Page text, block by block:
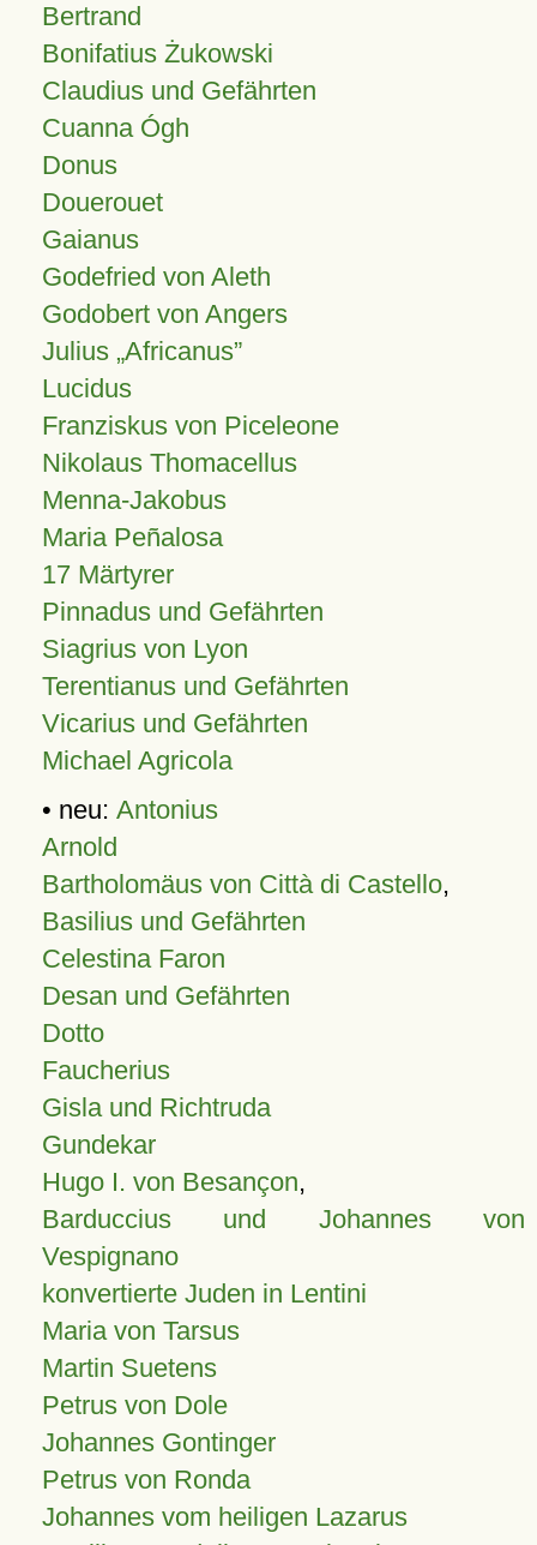
Bertrand
Bonifatius Żukowski
Claudius und Gefährten
Cuanna Ógh
Donus
Douerouet
Gaianus
Godefried von Aleth
Godobert von Angers
Julius Africanus
Lucidus
Franziskus von Piceleone
Nikolaus Thomacellus
Menna-Jakobus
Maria Peñalosa
17 Märtyrer
Pinnadus und Gefährten
Siagrius von Lyon
Terentianus und Gefährten
Vicarius und Gefährten
Michael Agricola
• neu: Antonius
Arnold
Bartholomäus von Città di Castello,
Basilius und Gefährten
Celestina Faron
Desan und Gefährten
Dotto
Faucherius
Gisla und Richtruda
Gundekar
Hugo I. von Besançon,
Barduccius und Johannes von
Vespignano
konvertierte Juden in Lentini
Maria von Tarsus
Martin Suetens
Petrus von Dole
Johannes Gontinger
Petrus von Ronda
Johannes vom heiligen Lazarus